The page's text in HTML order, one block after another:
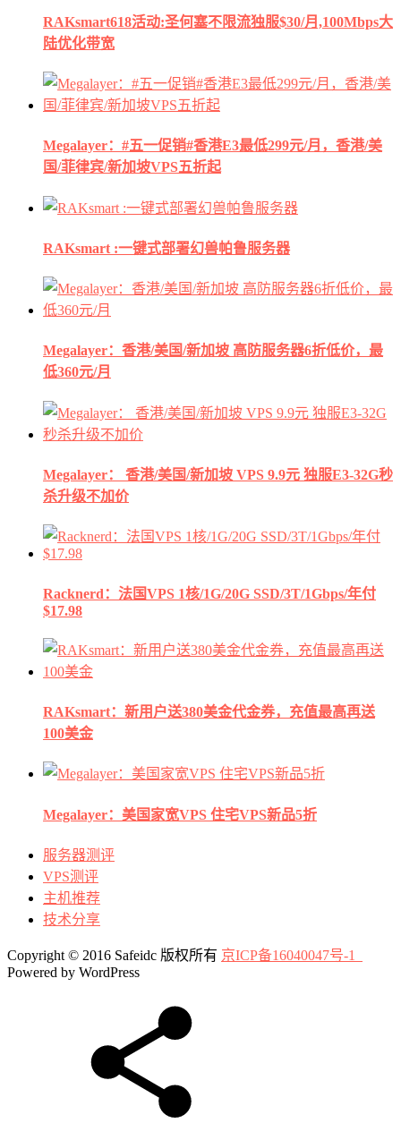
RAKsmart618活动:圣何塞不限流独服$30/月,100Mbps大
陆优化带宽
Megalayer：#五一促销#香港E3最低299元/月，香港/美
国/菲律宾/新加坡VPS五折起
RAKsmart :一键式部署幻兽帕鲁服务器
Megalayer：香港/美国/新加坡 高防服务器6折低价，最
低360元/月
Megalayer： 香港/美国/新加坡 VPS 9.9元 独服E3-32G秒
杀升级不加价
Racknerd：法国VPS 1核/1G/20G SSD/3T/1Gbps/年付
$17.98
RAKsmart：新用户送380美金代金券，充值最高再送
100美金
Megalayer：美国家宽VPS 住宅VPS新品5折
服务器测评
VPS测评
主机推荐
技术分享
Copyright © 2016 Safeidc 版权所有 京ICP备16040047号-1
Powered by WordPress